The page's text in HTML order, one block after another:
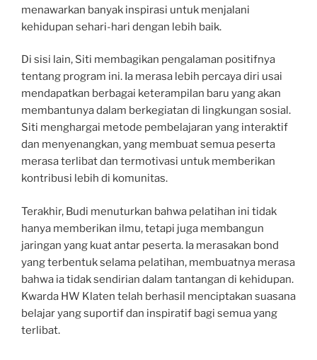
menawarkan banyak inspirasi untuk menjalani
kehidupan sehari-hari dengan lebih baik.
Di sisi lain, Siti membagikan pengalaman positifnya
tentang program ini. Ia merasa lebih percaya diri usai
mendapatkan berbagai keterampilan baru yang akan
membantunya dalam berkegiatan di lingkungan sosial.
Siti menghargai metode pembelajaran yang interaktif
dan menyenangkan, yang membuat semua peserta
merasa terlibat dan termotivasi untuk memberikan
kontribusi lebih di komunitas.
Terakhir, Budi menuturkan bahwa pelatihan ini tidak
hanya memberikan ilmu, tetapi juga membangun
jaringan yang kuat antar peserta. Ia merasakan bond
yang terbentuk selama pelatihan, membuatnya merasa
bahwa ia tidak sendirian dalam tantangan di kehidupan.
Kwarda HW Klaten telah berhasil menciptakan suasana
belajar yang suportif dan inspiratif bagi semua yang
terlibat.